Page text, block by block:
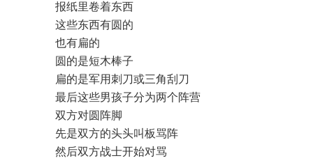
报纸里卷着东西
这些东西有圆的
也有扁的
圆的是短木棒子
扁的是军用刺刀或三角刮刀
最后这些男孩子分为两个阵营
双方对圆阵脚
先是双方的头头叫板骂阵
然后双方战士开始对骂